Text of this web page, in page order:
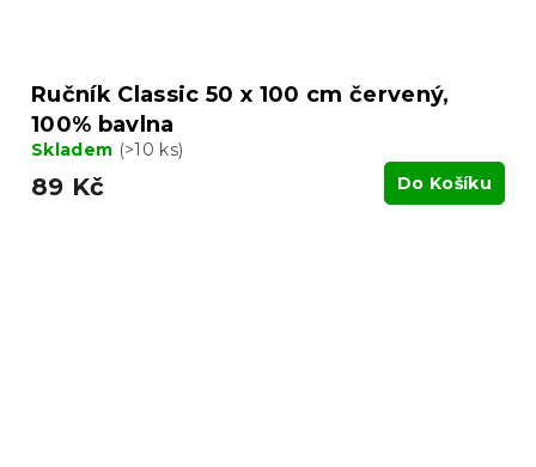
Ručník Classic 50 x 100 cm červený,
100% bavlna
Skladem (>10 ks)
89 Kč Do Košíku